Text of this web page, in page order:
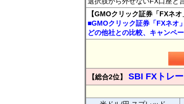
【GMOクリック証券「FXネオ
■GMOクリック証券「FXネオ
どの他社との比較、キャンペ
【総合2位】 SBI FXトレ